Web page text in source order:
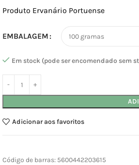
Produto Ervanário Portuense
EMBALAGEM
Em stock (pode ser encomendado sem
Adicionar aos favoritos
Código de barras: 5600442203615